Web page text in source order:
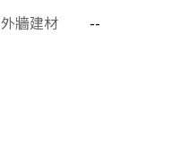
外牆建材 --